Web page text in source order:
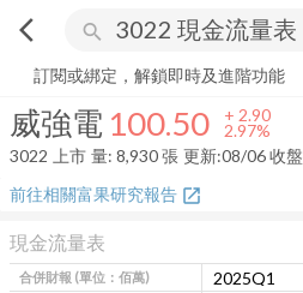
arrow_back_ios search
威強電 100.50+2.97%
訂閱或綁定，解鎖即時及進階功能
威強電 100.50 + 2.90
2.97%
3022
上市 量: 8,930張 更新:08/06 收盤
前往相關富果研究報告 open_in_new
現金流量表
合併財報 (單位：佰萬)